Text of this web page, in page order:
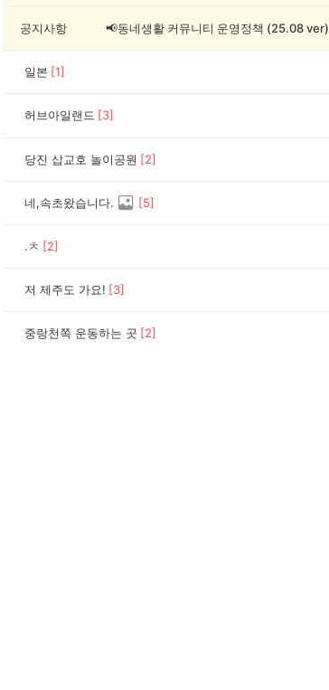
공지사항 📢동네생활 커뮤니티 운영정책 (25.08 ver)
일본 [1]
허브아일랜드 [3]
당진 삽교호 놀이공원 [2]
네,속초왔습니다. [5]
.ㅊ [2]
저 제주도 가요! [3]
중랑천쪽 운동하는 곳 [2]